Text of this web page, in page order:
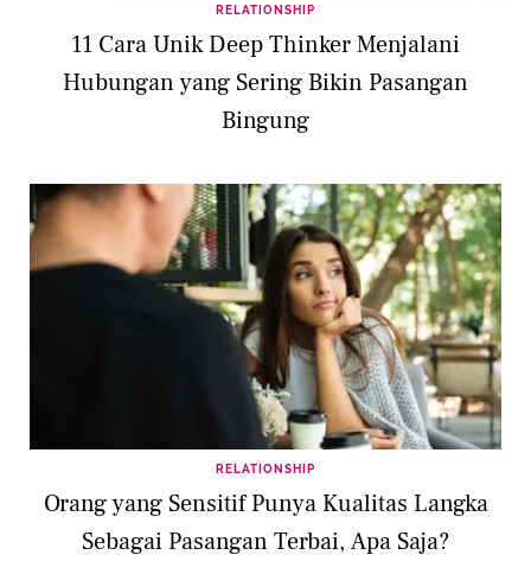
RELATIONSHIP
11 Cara Unik Deep Thinker Menjalani
Hubungan yang Sering Bikin Pasangan
Bingung
RELATIONSHIP
Orang yang Sensitif Punya Kualitas Langka
Sebagai Pasangan Terbai, Apa Saja?